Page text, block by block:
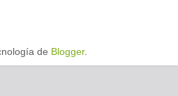
de Blogger.